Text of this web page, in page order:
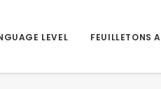
LEVEL FEUILLETONS